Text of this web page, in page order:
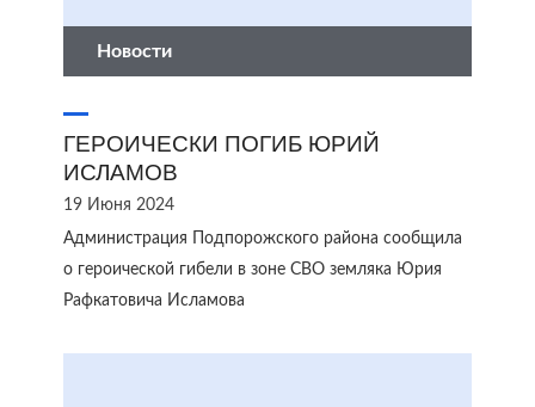
Новости
ГЕРОИЧЕСКИ ПОГИБ ЮРИЙ
ИСЛАМОВ
19 Июня 2024
Администрация Подпорожского района сообщила
о героической гибели в зоне СВО земляка Юрия
Рафкатовича Исламова